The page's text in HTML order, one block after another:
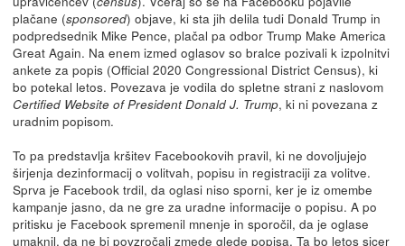
plačane (sponsored) objave, ki sta jih delila tudi Donald Trump in
podpredsednik Mike Pence, plačal pa odbor Trump Make America
Great Again. Na enem izmed oglasov so bralce pozivali k izpolnitvi
ankete za popis (Official 2020 Congressional District Census), ki
bo potekal letos. Povezava je vodila do spletne strani z naslovom
Certified Website of President Donald J. Trump, ki ni povezana z
uradnim popisom.
To pa predstavlja kršitev Facebookovih pravil, ki ne dovoljujejo
širjenja dezinformacij o volitvah, popisu in registraciji za volitve.
Sprva je Facebook trdil, da oglasi niso sporni, ker je iz omembe
kampanje jasno, da ne gre za uradne informacije o popisu. A po
pritisku je Facebook spremenil mnenje in sporočil, da je oglase
umaknil, da ne bi povzročali zmede glede popisa. Ta bo letos sicer